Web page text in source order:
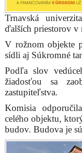
Trnavská
ďalších priestorov v
V rožnom objekte
sídli aj Súkromné
Podľa slov
žiadosťou sa
zastupiteľstva.
Komisia
celého objektu,
budov. Budova je